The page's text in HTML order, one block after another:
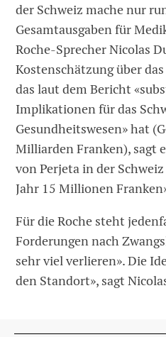
der Schweiz mache nur
Gesamtausgaben für
Roche-Sprecher Nicolas
Kostenschätzung über
das laut dem Bericht
Implikationen für das
Gesundheitswesen» hat
Milliarden Franken), sagt
von Perjeta in der
Jahr 15 Millionen
Für die Roche steht
Forderungen nach
sehr viel verlieren». Die
den Standort», sagt